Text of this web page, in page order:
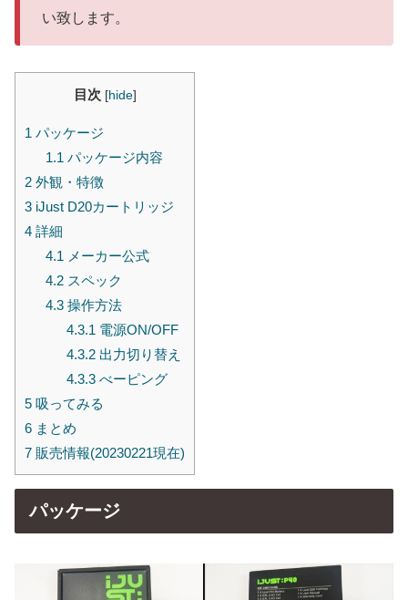
い致します。
目次 [hide]
1 パッケージ
1.1 パッケージ内容
2 外観・特徴
3 iJust D20カートリッジ
4 詳細
4.1 メーカー公式
4.2スペック
4.3操作方法
4.3.1 電源ON/OFF
4.3.2出力切り替え
4.3.3べーピング
5 吸ってみる
6 まとめ
7 販売情報(20230221現在)
パッケージ